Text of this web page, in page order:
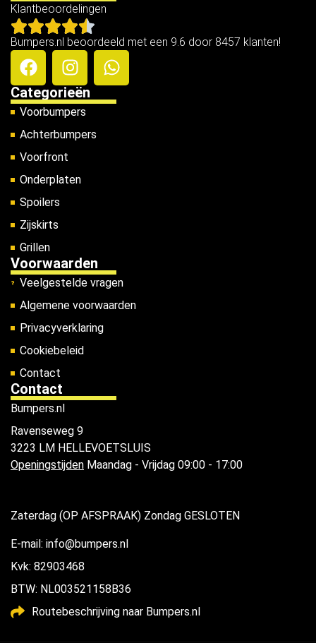
Klantbeoordelingen
Bumpers.nl beoordeeld met een 9.6 door 8457 klanten!
Categorieën
Voorbumpers
Achterbumpers
Voorfront
Onderplaten
Spoilers
Zijskirts
Grillen
Voorwaarden
Veelgestelde vragen
Algemene voorwaarden
Privacyverklaring
Cookiebeleid
Contact
Contact
Bumpers.nl
Ravenseweg 9
3223 LM HELLEVOETSLUIS
Openingstijden Maandag - Vrijdag 09:00 - 17:00
Zaterdag (OP AFSPRAAK) Zondag GESLOTEN
E-mail: info@bumpers.nl
Kvk: 82903468
BTW: NL003521158B36
Routebeschrijving naar Bumpers.nl